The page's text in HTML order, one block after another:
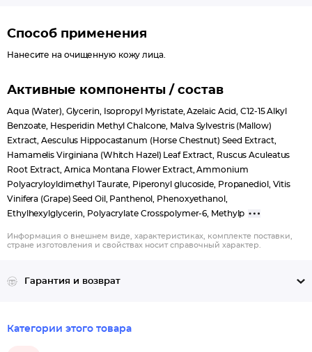
Способ применения
Нанесите на очищенную кожу лица.
Активные компоненты / состав
Aqua (Water), Glycerin, Isopropyl Myristate, Azelaic Acid, C12-15 Alkyl
Benzoate, Hesperidin Methyl Chalcone, Malva Sylvestris (Mallow)
Extract, Aesculus Hippocastanum (Horse Chestnut) Seed Extract,
Hamamelis Virginiana (Whitch Hazel) Leaf Extract, Ruscus Aculeatus
Root Extract, Arnica Montana Flower Extract, Ammonium
Polyacryloyldimethyl Taurate, Piperonyl glucoside, Propanediol, Vitis
Vinifera (Grape) Seed Oil, Panthenol, Phenoxyethanol,
Ethylhexylglycerin, Polyacrylate Crosspolymer-6, Methylp
Информация о внешнем виде, характеристиках, комплекте поставки,
стране изготовления и свойствах носит справочный характер.
Гарантия и возврат
Категории этого товара